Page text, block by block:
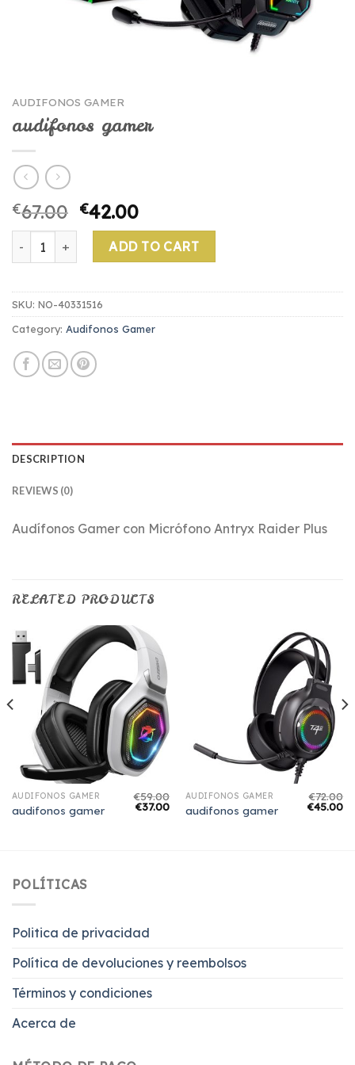
AUDIFONOS GAMER
audifonos gamer
€67.00 €42.00
audifonos gamer quantity
ADD TO CART
SKU: NO-40331516
Category: Audifonos Gamer
DESCRIPTION
REVIEWS (0)
Audífonos Gamer con Micrófono Antryx Raider Plus
RELATED PRODUCTS
AUDIFONOS GAMER
audifonos gamer
€59.00
€37.00
AUDIFONOS GAMER
audifonos gamer
€72.00
€45.00
POLÍTICAS
Politica de privacidad
Política de devoluciones y reembolsos
Términos y condiciones
Acerca de